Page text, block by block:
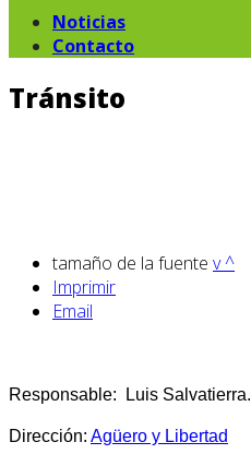
Noticias
Contacto
Tránsito
tamaño de la fuente v^
Imprimir
Email
Responsable: Luis Salvatierra.
Dirección: Agüero y Libertad